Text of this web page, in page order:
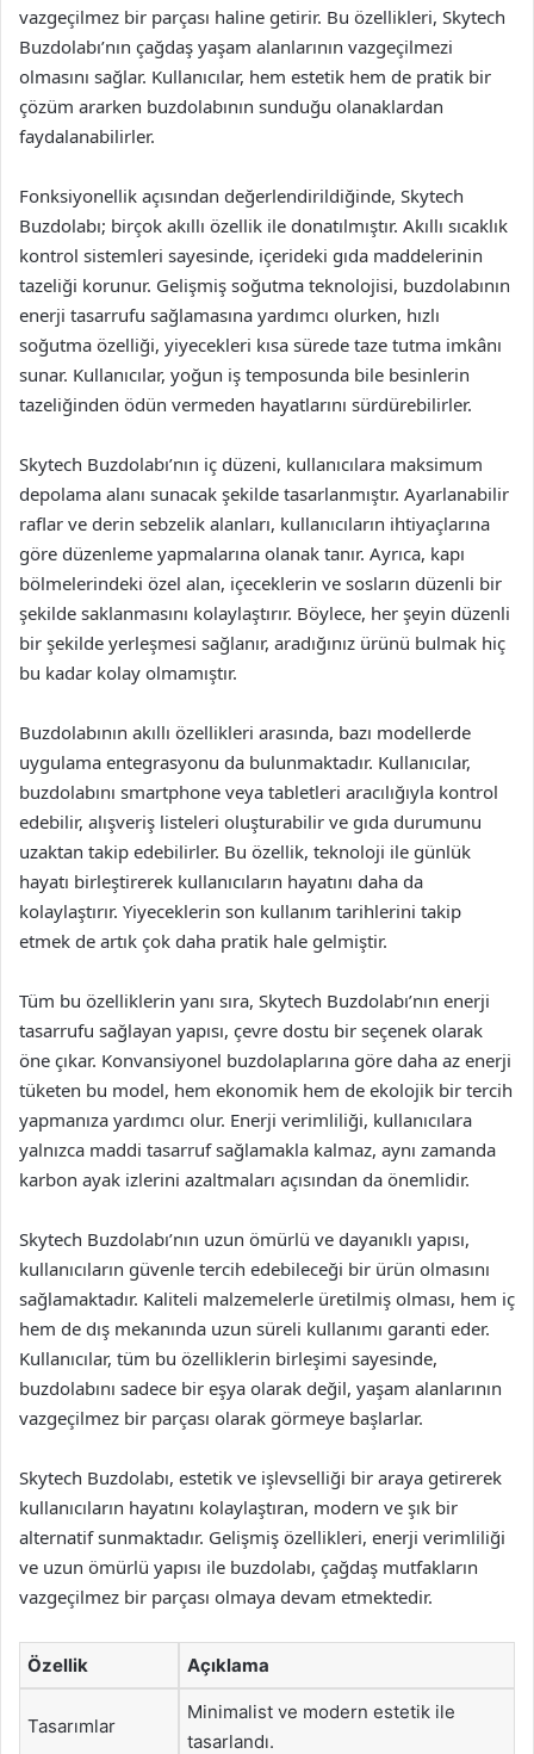
vazgeçilmez bir parçası haline getirir. Bu özellikleri, Skytech
Buzdolabı’nın çağdaş yaşam alanlarının vazgeçilmezi
olmasını sağlar. Kullanıcılar, hem estetik hem de pratik bir
çözüm ararken buzdolabının sunduğu olanaklardan
faydalanabilirler.
Fonksiyonellik açısından değerlendirildiğinde, Skytech
Buzdolabı; birçok akıllı özellik ile donatılmıştır. Akıllı sıcaklık
kontrol sistemleri sayesinde, içerideki gıda maddelerinin
tazeliği korunur. Gelişmiş soğutma teknolojisi, buzdolabının
enerji tasarrufu sağlamasına yardımcı olurken, hızlı
soğutma özelliği, yiyecekleri kısa sürede taze tutma imkânı
sunar. Kullanıcılar, yoğun iş temposunda bile besinlerin
tazeliğinden ödün vermeden hayatlarını sürdürebilirler.
Skytech Buzdolabı’nın iç düzeni, kullanıcılara maksimum
depolama alanı sunacak şekilde tasarlanmıştır. Ayarlanabilir
raflar ve derin sebzelik alanları, kullanıcıların ihtiyaçlarına
göre düzenleme yapmalarına olanak tanır. Ayrıca, kapı
bölmelerindeki özel alan, içeceklerin ve sosların düzenli bir
şekilde saklanmasını kolaylaştırır. Böylece, her şeyin düzenli
bir şekilde yerleşmesi sağlanır, aradığınız ürünü bulmak hiç
bu kadar kolay olmamıştır.
Buzdolabının akıllı özellikleri arasında, bazı modellerde
uygulama entegrasyonu da bulunmaktadır. Kullanıcılar,
buzdolabını smartphone veya tabletleri aracılığıyla kontrol
edebilir, alışveriş listeleri oluşturabilir ve gıda durumunu
uzaktan takip edebilirler. Bu özellik, teknoloji ile günlük
hayatı birleştirerek kullanıcıların hayatını daha da
kolaylaştırır. Yiyeceklerin son kullanım tarihlerini takip
etmek de artık çok daha pratik hale gelmiştir.
Tüm bu özelliklerin yanı sıra, Skytech Buzdolabı’nın enerji
tasarrufu sağlayan yapısı, çevre dostu bir seçenek olarak
öne çıkar. Konvansiyonel buzdolaplarına göre daha az enerji
tüketen bu model, hem ekonomik hem de ekolojik bir tercih
yapmanıza yardımcı olur. Enerji verimliliği, kullanıcılara
yalnızca maddi tasarruf sağlamakla kalmaz, aynı zamanda
karbon ayak izlerini azaltmaları açısından da önemlidir.
Skytech Buzdolabı’nın uzun ömürlü ve dayanıklı yapısı,
kullanıcıların güvenle tercih edebileceği bir ürün olmasını
sağlamaktadır. Kaliteli malzemelerle üretilmiş olması, hem iç
hem de dış mekanında uzun süreli kullanımı garanti eder.
Kullanıcılar, tüm bu özelliklerin birleşimi sayesinde,
buzdolabını sadece bir eşya olarak değil, yaşam alanlarının
vazgeçilmez bir parçası olarak görmeye başlarlar.
Skytech Buzdolabı, estetik ve işlevselliği bir araya getirerek
kullanıcıların hayatını kolaylaştıran, modern ve şık bir
alternatif sunmaktadır. Gelişmiş özellikleri, enerji verimliliği
ve uzun ömürlü yapısı ile buzdolabı, çağdaş mutfakların
vazgeçilmez bir parçası olmaya devam etmektedir.
Özellik Açıklama
Tasarımlar
Minimalist ve modern estetik ile
tasarlandı.